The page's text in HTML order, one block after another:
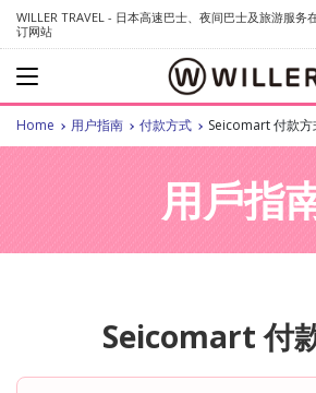
WILLER TRAVEL - 日本高速巴士、夜间巴士及旅游服务
订网站
Home 用户指南 付款方式 Seicomart 付款方
用戶指
Seicomart 付